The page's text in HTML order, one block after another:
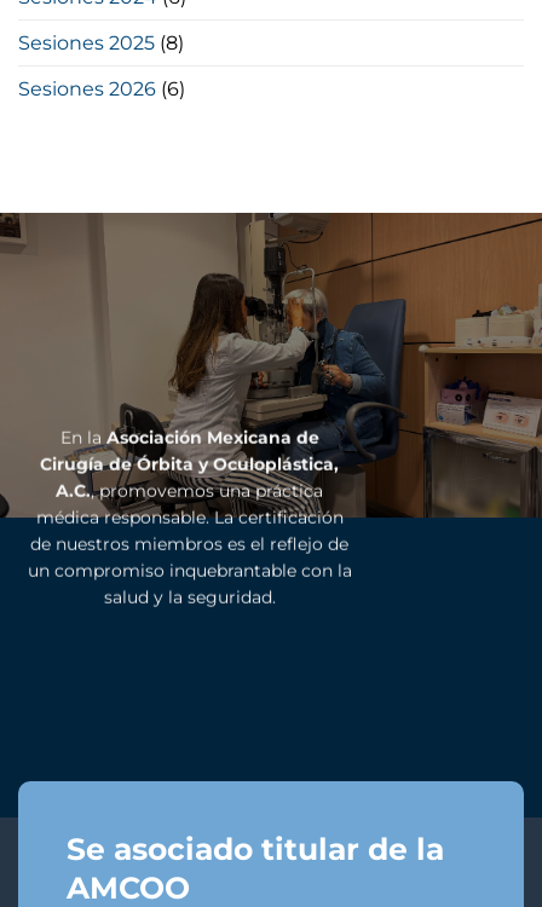
Sesiones 2025 (8)
Sesiones 2026 (6)
En la Asociación Mexicana de
Cirugía de Órbita y Oculoplástica,
A.C., promovemos una práctica
médica responsable. La certificación
de nuestros miembros es el reflejo de
un compromiso inquebrantable con la
salud y la seguridad.
Se asociado titular de la
AMCOO